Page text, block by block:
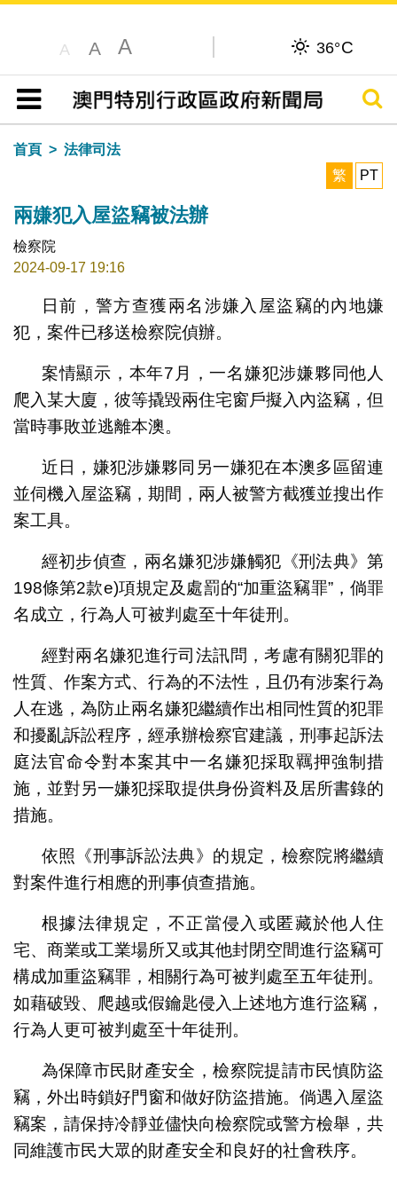
A A A 36°C
目錄
搜尋
首頁
法律司法
繁
PT
兩嫌犯入屋盜竊被法辦
檢察院
2024-09-17 19:16
日前，警方查獲兩名涉嫌入屋盜竊的內地嫌
犯，案件已移送檢察院偵辦。
案情顯示，本年7月，一名嫌犯涉嫌夥同他人
爬入某大廈，彼等撬毀兩住宅窗戶擬入內盜竊，但
當時事敗並逃離本澳。
近日，嫌犯涉嫌夥同另一嫌犯在本澳多區留連
並伺機入屋盜竊，期間，兩人被警方截獲並搜出作
案工具。
經初步偵查，兩名嫌犯涉嫌觸犯《刑法典》第
198條第2款e)項規定及處罰的“加重盜竊罪”，倘罪
名成立，行為人可被判處至十年徒刑。
經對兩名嫌犯進行司法訊問，考慮有關犯罪的
性質、作案方式、行為的不法性，且仍有涉案行為
人在逃，為防止兩名嫌犯繼續作出相同性質的犯罪
和擾亂訴訟程序，經承辦檢察官建議，刑事起訴法
庭法官命令對本案其中一名嫌犯採取羈押強制措
施，並對另一嫌犯採取提供身份資料及居所書錄的
措施。
依照《刑事訴訟法典》的規定，檢察院將繼續
對案件進行相應的刑事偵查措施。
根據法律規定，不正當侵入或匿藏於他人住
宅、商業或工業場所又或其他封閉空間進行盜竊可
構成加重盜竊罪，相關行為可被判處至五年徒刑。
如藉破毀、爬越或假鑰匙侵入上述地方進行盜竊，
行為人更可被判處至十年徒刑。
為保障市民財產安全，檢察院提請市民慎防盜
竊，外出時鎖好門窗和做好防盜措施。倘遇入屋盜
竊案，請保持冷靜並儘快向檢察院或警方檢舉，共
同維護市民大眾的財產安全和良好的社會秩序。